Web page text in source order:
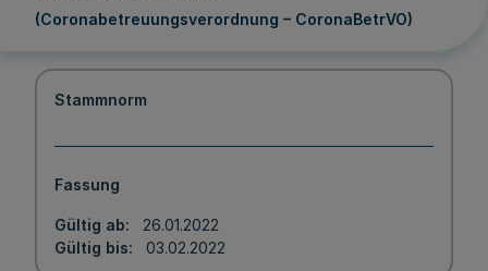
(Coronabetreuungsverordnung – CoronaBetrVO)
Stammnorm
Fassung
Gültig ab
26.01.2022
Gültig bis
03.02.2022